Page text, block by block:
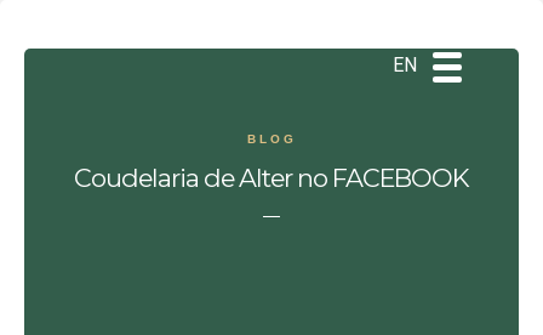
EN
BLOG
Coudelaria de Alter no FACEBOOK